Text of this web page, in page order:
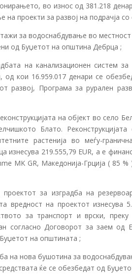
во износ од 381.218
проекти за развој на подрачја
за водоснабдување во
од Буџетот на општина Дебрца ;
на канализационен систем
од кои 16.959.017 денари се
развој, Програма за рурален
на објект во село
Блато.
растенија во меѓу-
изнесува 219.555,79 EUR, а е
MK GR, Македонија-Грција ( 85
проектот за изградба на
вредност на проектот изнесува
за транспорт и врски,
согласно Договорот за заем од
на општината ;
на нова бушотина за
ќе се обезбедат од